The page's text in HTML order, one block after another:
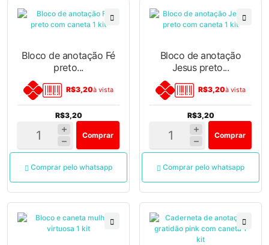
Bloco de anotação Fé
preto...
R$3,20à vista
R$3,20
Comprar
Comprar pelo whatsapp
Bloco de anotação
Jesus preto...
R$3,20à vista
R$3,20
Comprar
Comprar pelo whatsapp